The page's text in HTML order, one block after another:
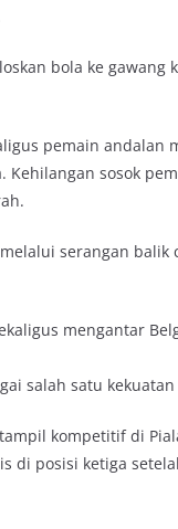
bola ke gawang
pemain andalan
Kehilangan sosok
serangan balik
mengantar
salah satu
kompetitif di
di posisi ketiga